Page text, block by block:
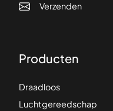
Verzenden
Producten
Draadloos
Luchtgereedschap